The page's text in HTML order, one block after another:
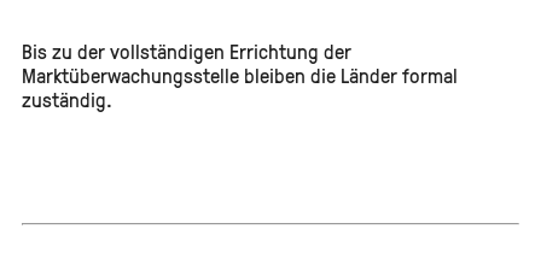
Bis zu der vollständigen Errichtung der
Marktüberwachungsstelle bleiben die Länder formal
zuständig.